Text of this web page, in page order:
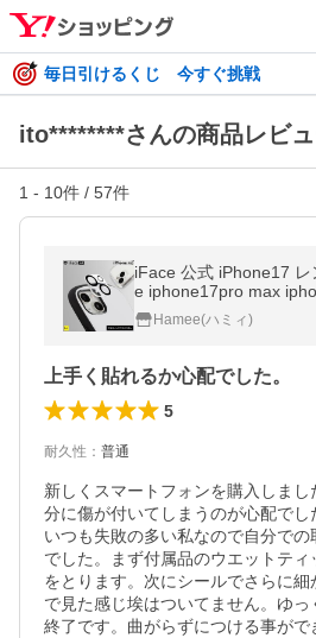
毎日引けるくじ 今すぐ挑戦
ito********さんの商品レビ
1 - 10件 / 57件
iFace 公式 iPhone17
e iphone17pro max
phone16 カメラ保護
カメラレンズカバー
Hamee(ハミィ)
上手く貼れるか心配でした。
5
耐久性 ： 普通
新しくスマートフォンを購入しま
分に傷が付いてしまうのが心配でし
いつも失敗の多い私なので自分で
でした。まず付属品のウエットテ
をとります。次にシールでさらに細
で見た感じ埃はついてません。ゆっ
終了です。曲がらずにつける事が